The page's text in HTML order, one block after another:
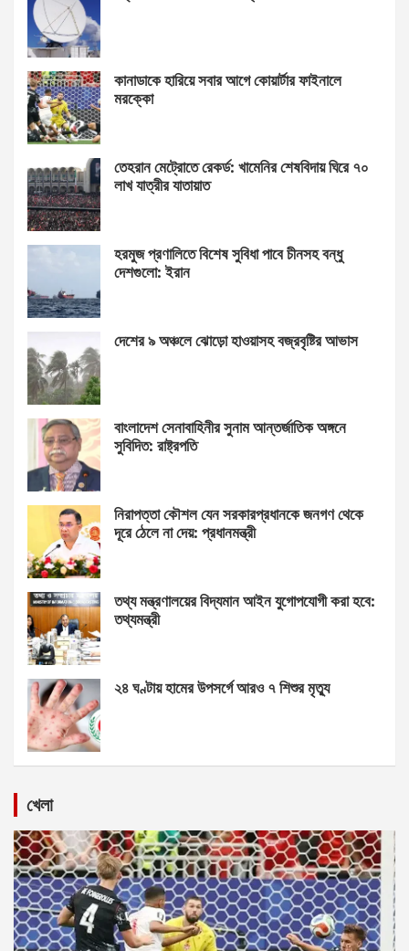
কানাডাকে হারিয়ে সবার আগে কোয়ার্টার ফাইনালে
মরক্কো
তেহরান মেট্রোতে রেকর্ড: খামেনির শেষবিদায় ঘিরে ৭০
লাখ যাত্রীর যাতায়াত
হরমুজ প্রণালিতে বিশেষ সুবিধা পাবে চীনসহ বন্ধু
দেশগুলো: ইরান
দেশের ৯ অঞ্চলে ঝোড়ো হাওয়াসহ বজ্রবৃষ্টির আভাস
বাংলাদেশ সেনাবাহিনীর সুনাম আন্তর্জাতিক অঙ্গনে
সুবিদিত: রাষ্ট্রপতি
নিরাপত্তা কৌশল যেন সরকারপ্রধানকে জনগণ থেকে
দূরে ঠেলে না দেয়: প্রধানমন্ত্রী
তথ্য মন্ত্রণালয়ের বিদ্যমান আইন যুগোপযোগী করা হবে:
তথ্যমন্ত্রী
২৪ ঘণ্টায় হামের উপসর্গে আরও ৭ শিশুর মৃত্যু
খেলা